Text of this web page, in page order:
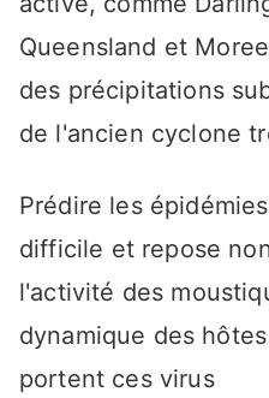
Queensland et
des précipitations
de l'ancien cyclone
Prédire les
difficile et repose
l'activité des
dynamique des
portent ces virus